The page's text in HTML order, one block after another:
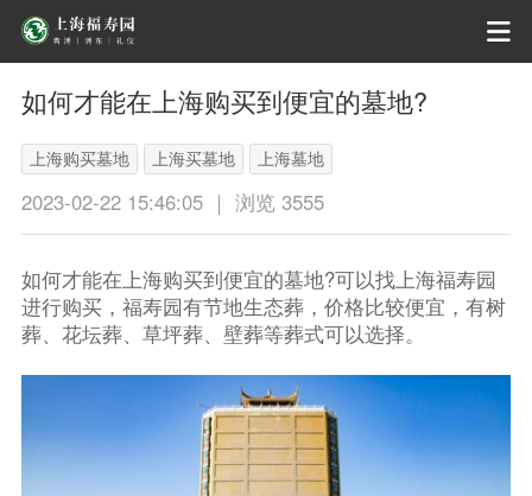
如何才能在上海购买到便宜的墓地?
上海购买墓地 上海买墓地 上海墓地
2023-02-22 15:46:05 ｜ 浏览 3555
如何才能在上海购买到便宜的墓地?可以找上海福寿园
进行购买，福寿园有节地生态葬，价格比较便宜，有树
葬、花坛葬、草坪葬、壁葬等葬式可以选择。